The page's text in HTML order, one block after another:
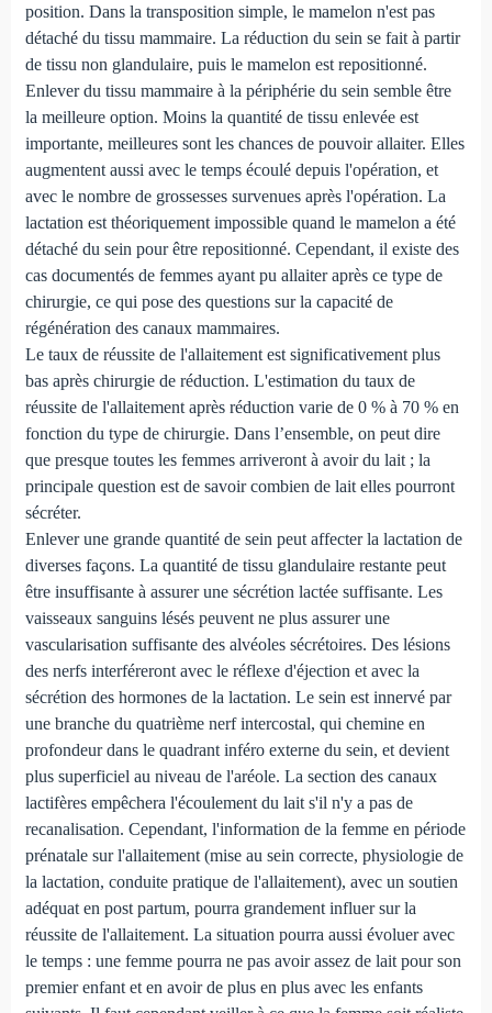
position. Dans la transposition simple, le mamelon n'est pas
détaché du tissu mammaire. La réduction du sein se fait à partir
de tissu non glandulaire, puis le mamelon est repositionné.
Enlever du tissu mammaire à la périphérie du sein semble être
la meilleure option. Moins la quantité de tissu enlevée est
importante, meilleures sont les chances de pouvoir allaiter. Elles
augmentent aussi avec le temps écoulé depuis l'opération, et
avec le nombre de grossesses survenues après l'opération. La
lactation est théoriquement impossible quand le mamelon a été
détaché du sein pour être repositionné. Cependant, il existe des
cas documentés de femmes ayant pu allaiter après ce type de
chirurgie, ce qui pose des questions sur la capacité de
régénération des canaux mammaires.
Le taux de réussite de l'allaitement est significativement plus
bas après chirurgie de réduction. L'estimation du taux de
réussite de l'allaitement après réduction varie de 0 % à 70 % en
fonction du type de chirurgie. Dans l’ensemble, on peut dire
que presque toutes les femmes arriveront à avoir du lait ; la
principale question est de savoir combien de lait elles pourront
sécréter.
Enlever une grande quantité de sein peut affecter la lactation de
diverses façons. La quantité de tissu glandulaire restante peut
être insuffisante à assurer une sécrétion lactée suffisante. Les
vaisseaux sanguins lésés peuvent ne plus assurer une
vascularisation suffisante des alvéoles sécrétoires. Des lésions
des nerfs interféreront avec le réflexe d'éjection et avec la
sécrétion des hormones de la lactation. Le sein est innervé par
une branche du quatrième nerf intercostal, qui chemine en
profondeur dans le quadrant inféro externe du sein, et devient
plus superficiel au niveau de l'aréole. La section des canaux
lactifères empêchera l'écoulement du lait s'il n'y a pas de
recanalisation. Cependant, l'information de la femme en période
prénatale sur l'allaitement (mise au sein correcte, physiologie de
la lactation, conduite pratique de l'allaitement), avec un soutien
adéquat en post partum, pourra grandement influer sur la
réussite de l'allaitement. La situation pourra aussi évoluer avec
le temps : une femme pourra ne pas avoir assez de lait pour son
premier enfant et en avoir de plus en plus avec les enfants